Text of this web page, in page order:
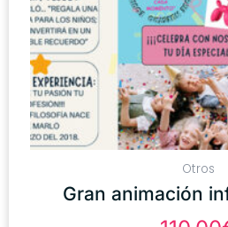
Otros
Gran animación